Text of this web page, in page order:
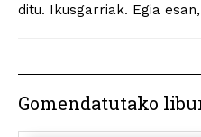
ditu. Ikusgarriak. Egia
Gomendatutako